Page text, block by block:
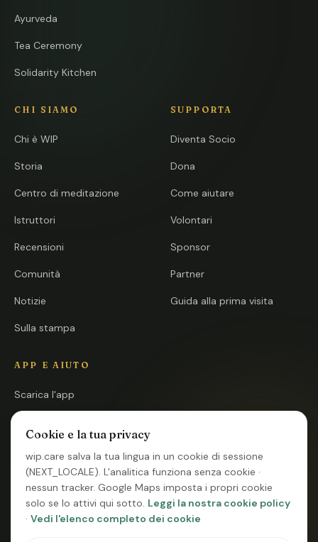
Ayurveda
Tea Ceremony
Solidarity Kitchen
CHI SIAMO
Chi è WIP
Storia
Centro di meditazione
Istruttori
Recensioni
Comunità
Notizie
Sulla stampa
SUPPORTA
Diventa Socio
Dona
Come aiutare
Volontari
Sponsor
Partner
Guida alla prima visita
APP E AIUTO
Scarica l'app
Contatti
Stato del sistema
Cookie e la tua privacy
wip.care salva la tua lingua in un cookie di sessione
(NEXT_LOCALE). L'analitica funziona senza cookie ·
nessun tracker. Google Maps imposta i propri cookie
solo se lo attivi qui sotto. Leggi la nostra cookie policy
· Vedi l'elenco completo dei cookie